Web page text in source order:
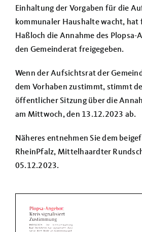
Termine
Einhaltung der Vorgaben für die
kommunaler Haushalte wacht, hat
Haßloch die Annahme des Plopsa-
den Gemeinderat freigegeben.
Wenn der Aufsichtsrat der
dem Vorhaben zustimmt, stimmt
öffentlicher Sitzung über die
am Mittwoch, den 13.12.2023 ab.
Näheres entnehmen Sie dem
RheinPfalz, Mittelhaardter
05.12.2023.